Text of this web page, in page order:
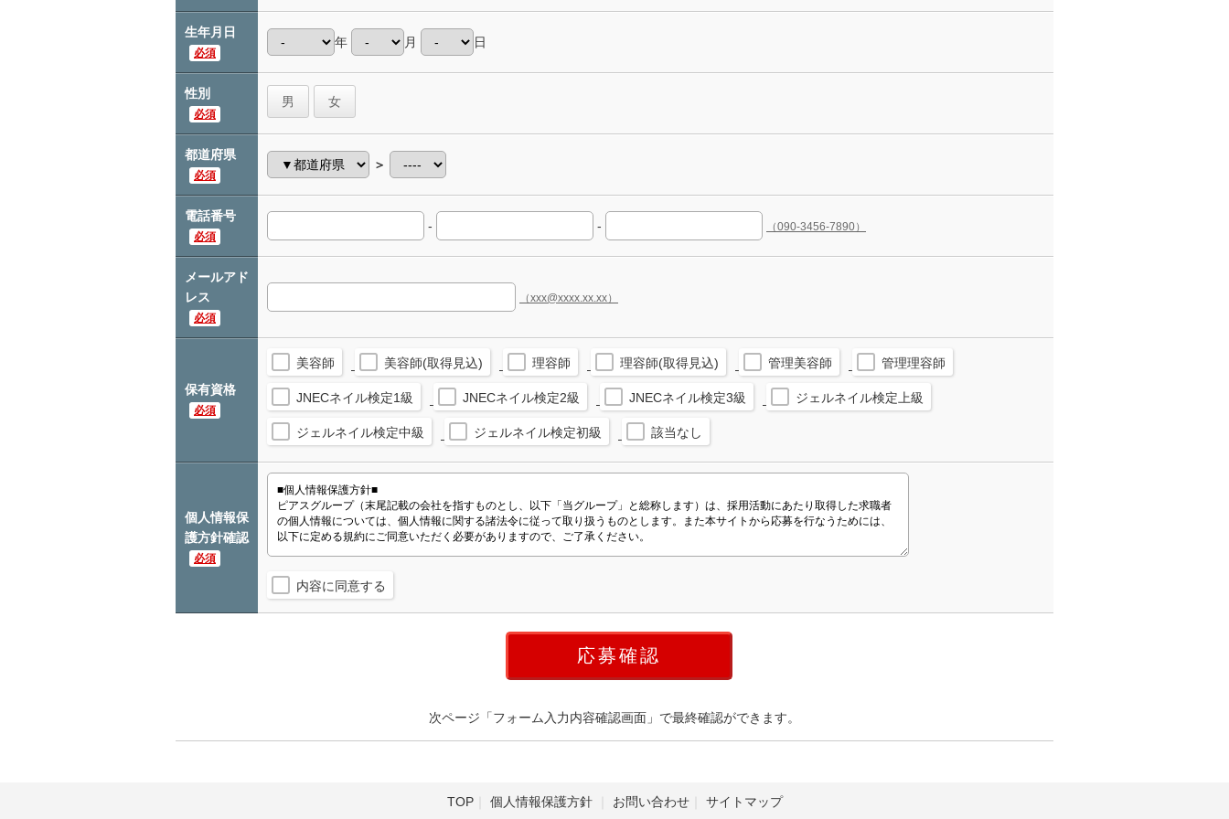
生年月日
必須
年 月 日
性別
必須
男 女
都道府県
必須
＞
電話番号
必須
- - （090-3456-7890）
メールアド
レス
必須
（xxx@xxxx.xx.xx）
保有資格
必須
美容師 美容師(取得見込) 理容師 理容師(取得見込) 管理美容師 管理理容師
JNECネイル検定1級 JNECネイル検定2級 JNECネイル検定3級 ジェルネイル検定上級
ジェルネイル検定中級 ジェルネイル検定初級 該当なし
個人情報保
護方針確認
必須
内容に同意する
次ページ「フォーム入力内容確認画面」で最終確認ができます。
TOP 個人情報保護方針 お問い合わせ サイトマップ